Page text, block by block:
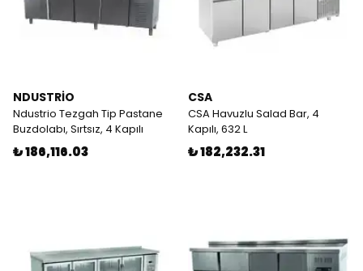
NDUSTRİO
Ndustrio Tezgah Tip Pastane
Buzdolabı, Sırtsız, 4 Kapılı
₺ 186,116.03
CSA
CSA Havuzlu Salad Bar, 4
Kapılı, 632 L
₺ 182,232.31